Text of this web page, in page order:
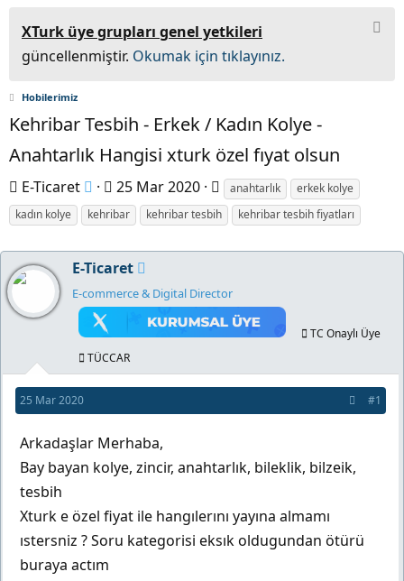
XTurk üye grupları genel yetkileri
güncellenmiştir. Okumak için tıklayınız.
Hobilerimiz
Kehribar Tesbih - Erkek / Kadın Kolye -
Anahtarlık Hangisi xturk özel fıyat olsun
K
o
b
u
y
a
ş
a
t
a
n
E-Ticaret
B
a
n
ı
ç
r
i
i
25 Mar 2020
E
t
t
l
r
anahtarlık
erkek kolye
kadın kolye
kehribar kehribar tesbih kehribar tesbih fiyatları
E-Ticaret
E-commerce & Digital Director
TC Onaylı Üye
TÜCCAR
25 Mar 2020 #1
Arkadaşlar Merhaba,
Bay bayan kolye, zincir, anahtarlık, bileklik, bilzeik,
tesbih
Xturk e özel fiyat ile hangılerını yayına almamı
ıstersniz ? Soru kategorisi eksık oldugundan ötürü
buraya actım